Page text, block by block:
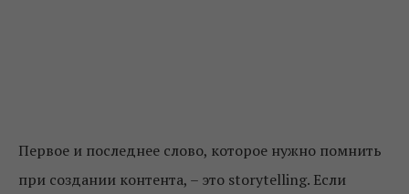
Первое и последнее слово, которое нужно помнить
при создании контента, – это storytelling. Если